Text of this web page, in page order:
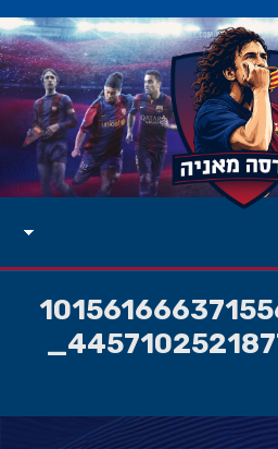
10_4457102521877397504_